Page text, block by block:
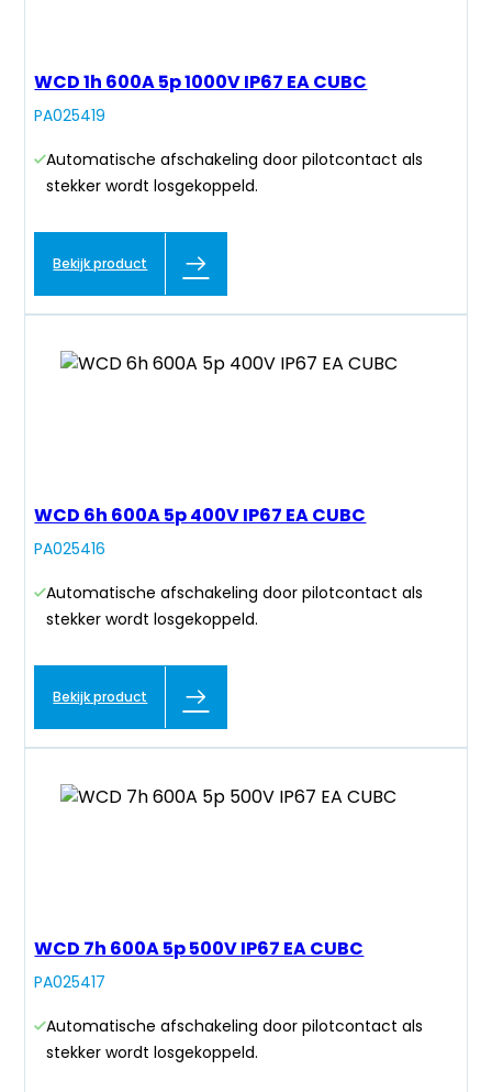
WCD 1h 600A 5p 1000V IP67 EA CUBC
PA025419
Automatische afschakeling door pilotcontact als
stekker wordt losgekoppeld.
Bekijk product
WCD 6h 600A 5p 400V IP67 EA CUBC
PA025416
Automatische afschakeling door pilotcontact als
stekker wordt losgekoppeld.
Bekijk product
WCD 7h 600A 5p 500V IP67 EA CUBC
PA025417
Automatische afschakeling door pilotcontact als
stekker wordt losgekoppeld.